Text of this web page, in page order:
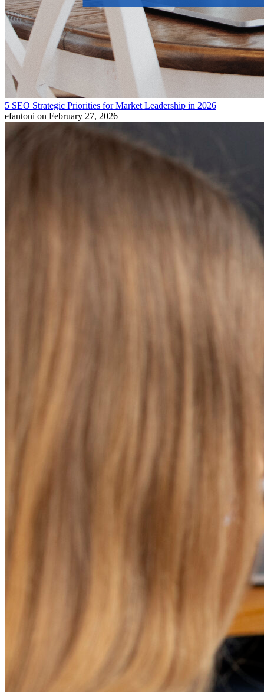
5 SEO Strategic Priorities for Market Leadership in 2026
efantoni on February 27, 2026